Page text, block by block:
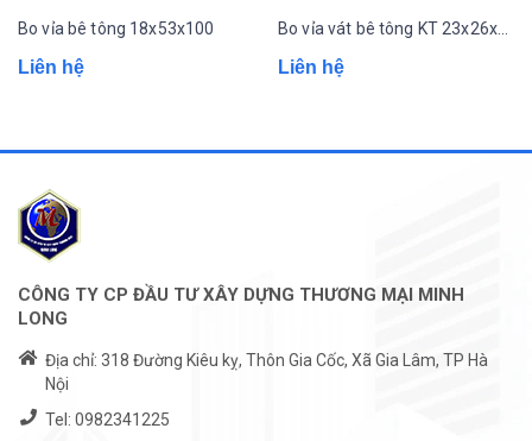
Bo vỉa bê tông 18x53x100
Liên hệ
Bo vỉa vát bê tông KT 23x26x100
Liên hệ
CÔNG TY CP ĐẦU TƯ XÂY DỰNG THƯƠNG MẠI MINH
LONG
Địa chỉ: 318 Đường Kiêu kỵ, Thôn Gia Cốc, Xã Gia Lâm, TP Hà
Nội
Tel: 0982341225